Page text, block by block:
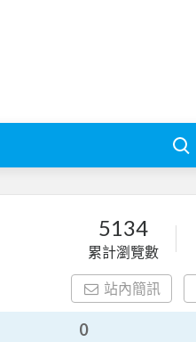
5134
累計瀏覽數
站內簡訊
0